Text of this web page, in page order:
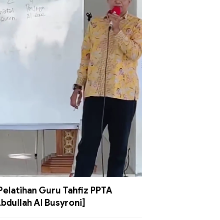
Guru Tahfiz PPTA
Al Busyroni]